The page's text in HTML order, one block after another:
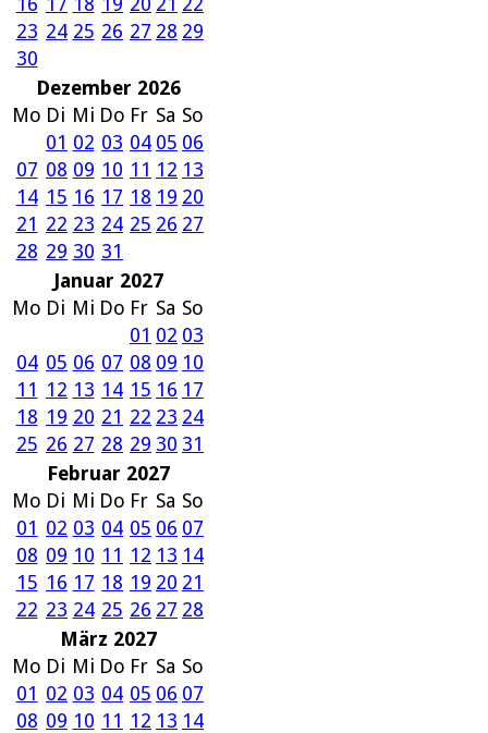
23 24 25 26 27 28 29
30
Dezember 2026
Mo Di Mi Do Fr Sa So
01 02 03 04 05 06
07 08 09 10 11 12 13
14 15 16 17 18 19 20
21 22 23 24 25 26 27
28 29 30 31
Januar 2027
Mo Di Mi Do Fr Sa So
01 02 03
04 05 06 07 08 09 10
11 12 13 14 15 16 17
18 19 20 21 22 23 24
25 26 27 28 29 30 31
Februar 2027
Mo Di Mi Do Fr Sa So
01 02 03 04 05 06 07
08 09 10 11 12 13 14
15 16 17 18 19 20 21
22 23 24 25 26 27 28
März 2027
Mo Di Mi Do Fr Sa So
01 02 03 04 05 06 07
08 09 10 11 12 13 14